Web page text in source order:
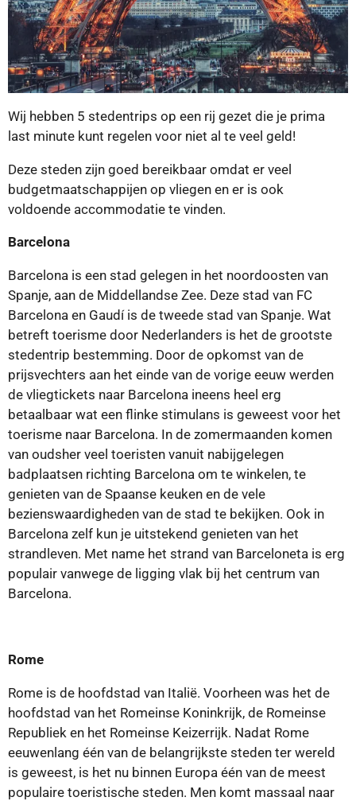
Wij hebben 5 stedentrips op een rij gezet die je prima
last minute kunt regelen voor niet al te veel geld!
Deze steden zijn goed bereikbaar omdat er veel
budgetmaatschappijen op vliegen en er is ook
voldoende accommodatie te vinden.
Barcelona
Barcelona is een stad gelegen in het noordoosten van
Spanje, aan de Middellandse Zee. Deze stad van FC
Barcelona en Gaudí is de tweede stad van Spanje. Wat
betreft toerisme door Nederlanders is het de grootste
stedentrip bestemming. Door de opkomst van de
prijsvechters aan het einde van de vorige eeuw werden
de vliegtickets naar Barcelona ineens heel erg
betaalbaar wat een flinke stimulans is geweest voor het
toerisme naar Barcelona. In de zomermaanden komen
van oudsher veel toeristen vanuit nabijgelegen
badplaatsen richting Barcelona om te winkelen, te
genieten van de Spaanse keuken en de vele
bezienswaardigheden van de stad te bekijken. Ook in
Barcelona zelf kun je uitstekend genieten van het
strandleven. Met name het strand van Barceloneta is erg
populair vanwege de ligging vlak bij het centrum van
Barcelona.
Rome
Rome is de hoofdstad van Italië. Voorheen was het de
hoofdstad van het Romeinse Koninkrijk, de Romeinse
Republiek en het Romeinse Keizerrijk. Nadat Rome
eeuwenlang één van de belangrijkste steden ter wereld
is geweest, is het nu binnen Europa één van de meest
populaire toeristische steden. Men komt massaal naar